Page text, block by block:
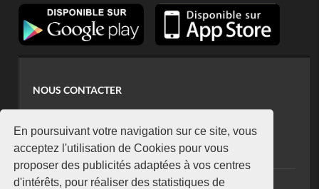
En poursuivant votre navigation sur ce site, vous
acceptez l'utilisation de Cookies pour vous
proposer des publicités adaptées à vos centres
d'intérêts, pour réaliser des statistiques de
NOUS CONTACTER
koaci@yahoo.fr
+225 07 08 85 52 93